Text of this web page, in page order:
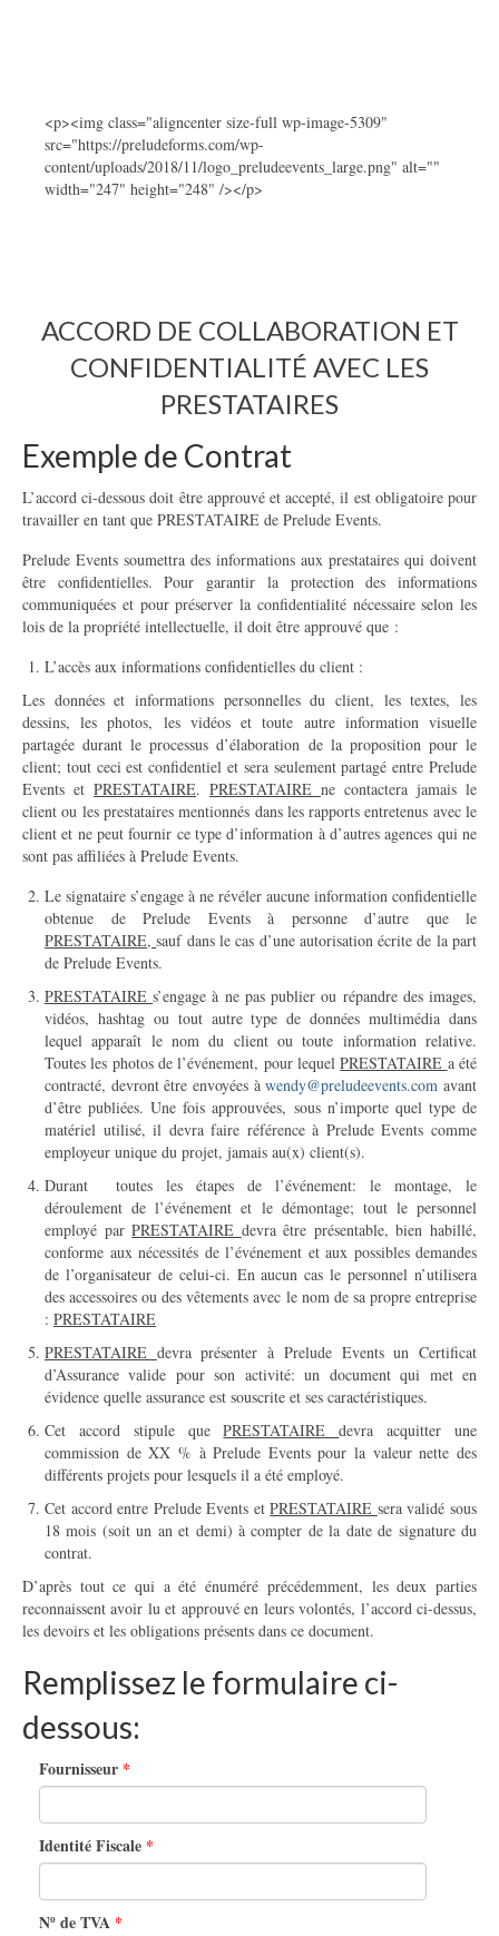
<p><img class="aligncenter size-full wp-image-5309"
src="https://preludeforms.com/wp-
content/uploads/2018/11/logo_preludeevents_large.png" alt=""
width="247" height="248" /></p>
ACCORD DE COLLABORATION ET
CONFIDENTIALITÉ AVEC LES
PRESTATAIRES
Exemple de Contrat
L’accord ci-dessous doit être approuvé et accepté, il est obligatoire pour
travailler en tant que PRESTATAIRE de Prelude Events.
Prelude Events soumettra des informations aux prestataires qui doivent
être confidentielles. Pour garantir la protection des informations
communiquées et pour préserver la confidentialité nécessaire selon les
lois de la propriété intellectuelle, il doit être approuvé que :
L’accès aux informations confidentielles du client :
Les données et informations personnelles du client, les textes, les
dessins, les photos, les vidéos et toute autre information visuelle
partagée durant le processus d’élaboration de la proposition pour le
client; tout ceci est confidentiel et sera seulement partagé entre Prelude
Events et PRESTATAIRE. PRESTATAIRE ne contactera jamais le
client ou les prestataires mentionnés dans les rapports entretenus avec le
client et ne peut fournir ce type d’information à d’autres agences qui ne
sont pas affiliées à Prelude Events.
Le signataire s’engage à ne révéler aucune information confidentielle
obtenue de Prelude Events à personne d’autre que le
PRESTATAIRE,sauf dans le cas d’une autorisation écrite de la part
de Prelude Events.
PRESTATAIREs’engage à ne pas publier ou répandre des images,
vidéos, hashtag ou tout autre type de données multimédia dans
lequel apparaît le nom du client ou toute information relative.
Toutes les photos de l’événement, pour lequelPRESTATAIRE a été
contracté, devront être envoyées àwendy@preludeevents.com avant
d’être publiées. Une fois approuvées, sous n’importe quel type de
matériel utilisé, il devra faire référence à Prelude Events comme
employeur unique du projet, jamais au(x) client(s).
Durant toutes les étapes de l’événement: le montage, le
déroulement de l’événement et le démontage; tout le personnel
employé parPRESTATAIRE devra être présentable, bien habillé,
conforme aux nécessités de l’événement et aux possibles demandes
de l’organisateur de celui-ci. En aucun cas le personnel n’utilisera
des accessoires ou des vêtements avec le nom de sa propre entreprise
: PRESTATAIRE
PRESTATAIRE devra présenter à Prelude Events un Certificat
d’Assurance valide pour son activité: un document qui met en
évidence quelle assurance est souscrite et ses caractéristiques.
Cet accord stipule quePRESTATAIREdevra acquitter une
commission de XX % à Prelude Events pour la valeur nette des
différents projets pour lesquels il a été employé.
Cet accord entre Prelude Events etPRESTATAIRE sera validé sous
18 mois (soit un an et demi) à compter de la date de signature du
contrat.
D’après tout ce qui a été énuméré précédemment, les deux parties
reconnaissent avoir lu et approuvé en leurs volontés, l’accord ci-dessus,
les devoirs et les obligations présents dans ce document.
Remplissez le formulaire ci-
dessous:
Fournisseur
Identité Fiscale
Nº de TVA